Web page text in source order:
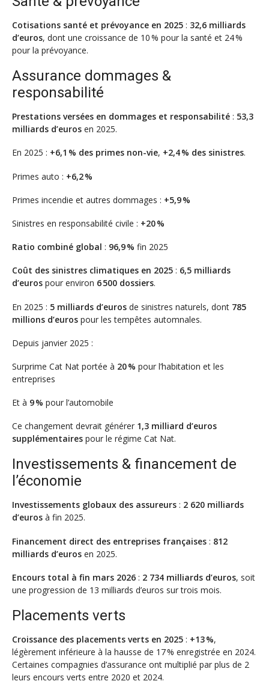
Cotisations santé et prévoyance en 2025 : 32,6 milliards
d’euros, dont une croissance de 10 % pour la santé et 24 %
pour la prévoyance.
Assurance dommages &
responsabilité
Prestations versées en dommages et responsabilité : 53,3
milliards d’euros en 2025.
En 2025 : +6,1 % des primes non-vie, +2,4 % des sinistres.
Primes auto : +6,2 %
Primes incendie et autres dommages : +5,9 %
Sinistres en responsabilité civile : +20 %
Ratio combiné global : 96,9 % fin 2025
Coût des sinistres climatiques en 2025 : 6,5 milliards
d’euros pour environ 6 500 dossiers.
En 2025 : 5 milliards d’euros de sinistres naturels, dont 785
millions d’euros pour les tempêtes automnales.
Depuis janvier 2025 :
Surprime Cat Nat portée à 20 % pour l’habitation et les
entreprises
Et à 9 % pour l’automobile
Ce changement devrait générer 1,3 milliard d’euros
supplémentaires pour le régime Cat Nat.
Investissements & financement de
l’économie
Investissements globaux des assureurs : 2 620 milliards
d’euros à fin 2025.
Financement direct des entreprises françaises : 812
milliards d’euros en 2025.
Encours total à fin mars 2026 : 2 734 milliards d’euros, soit
une progression de 13 milliards d’euros sur trois mois.
Placements verts
Croissance des placements verts en 2025 : +13 %,
légèrement inférieure à la hausse de 17 % enregistrée en 2024.
Certaines compagnies d’assurance ont multiplié par plus de 2
leurs encours verts entre 2020 et 2024.